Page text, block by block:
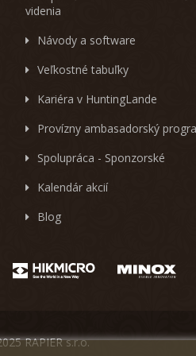
videnia
Návody a software
Veľkostné tabuľky
Kariéra v HuntingLande
Provízny ambasadorský
Spolupráca - Sponzorské
Kalendár akcií
Blog
RAPIER s.r.o.